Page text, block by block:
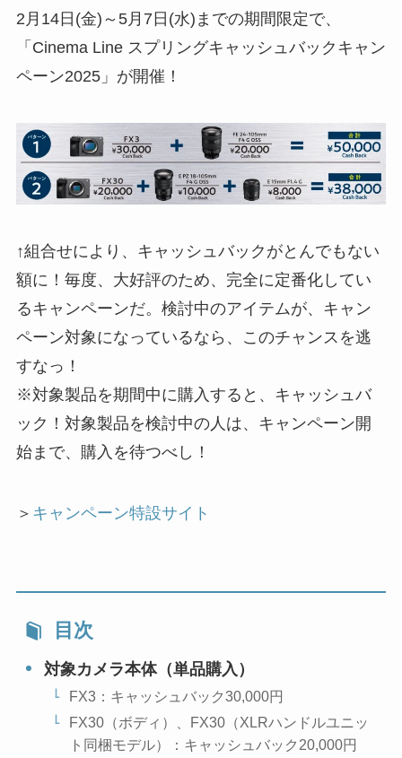
2月14日(金)～5月7日(水)までの期間限定で、
「Cinema Line スプリングキャッシュバックキャン
ペーン2025」が開催！
↑組合せにより、キャッシュバックがとんでもない
額に！毎度、大好評のため、完全に定番化してい
るキャンペーンだ。検討中のアイテムが、キャン
ペーン対象になっているなら、このチャンスを逃
すなっ！
※対象製品を期間中に購入すると、キャッシュバ
ック！対象製品を検討中の人は、キャンペーン開
始まで、購入を待つべし！
＞ キャンペーン特設サイト
目次
対象カメラ本体（単品購入）
FX3：キャッシュバック30,000円
FX30（ボディ）、FX30（XLRハンドルユニッ
ト同梱モデル）：キャッシュバック20,000円